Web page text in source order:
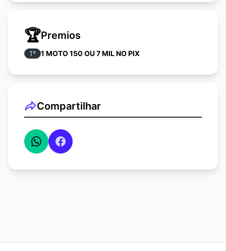
🏆Premios
1º 1 MOTO 150 OU 7 MIL NO PIX
Compartilhar